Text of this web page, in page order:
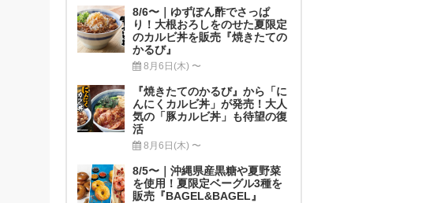
8/6〜｜ゆずぽん酢でさっぱ
り！大根おろしをのせた夏限定
のカルビ丼を販売『焼きたての
かるび』
8月6日(木) 〜
『焼きたてのかるび』から「に
んにくカルビ丼」が発売！大人
気の「豚カルビ丼」も待望の復
活
8月6日(木) 〜
8/5〜｜沖縄県産黒糖や夏野菜
を使用！夏限定ベーグル3種を
販売『BAGEL&BAGEL』